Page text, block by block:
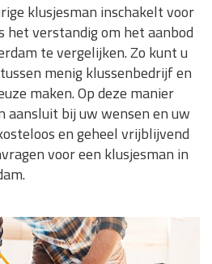
klusjesman inschakelt voor
het verstandig om het aanbod
te vergelijken. Zo kunt u
menig klussenbedrijf en
maken. Op deze manier
aansluit bij uw wensen en uw
en geheel vrijblijvend
voor een klusjesman in